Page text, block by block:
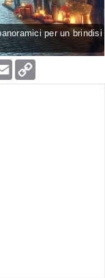
per un brindisi
Email